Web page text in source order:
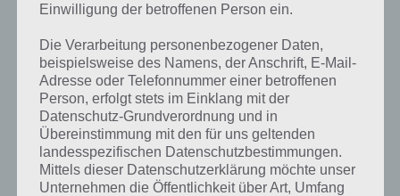
Zu Beginn kannst du noch keine Hobby-Geschichte
starten, da das Hobby-Objekt fehlt
Einwilligung der betroffenen Person ein.
Die Verarbeitung personenbezogener Daten,
beispielsweise des Namens, der Anschrift, E-Mail-
Adresse oder Telefonnummer einer betroffenen
Person, erfolgt stets im Einklang mit der
Datenschutz-Grundverordnung und in
Übereinstimmung mit den für uns geltenden
landesspezifischen Datenschutzbestimmungen.
Mittels dieser Datenschutzerklärung möchte unser
Unternehmen die Öffentlichkeit über Art, Umfang